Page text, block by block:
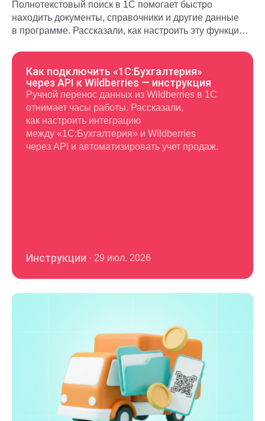
Полнотекстовый поиск в 1С помогает быстро
находить документы, справочники и другие данные
в программе. Рассказали, как настроить эту функцию
Как подключить «1С:Бухгалтерия»
через API к Wildberries — инструкция
Ручной перенос данных из Wildberries в 1С
отнимает часы работы. Рассказали,
как настроить интеграцию
между «1С:Бухгалтерия» и Wildberries
через API и автоматизировать учет продаж.
Инструкции · 29 июл. 2026